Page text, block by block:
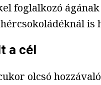
foglalkozó
is
a cél
olcsó